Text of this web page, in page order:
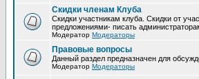
Скидки членам Клуба
Скидки участникам клуба. Скидки от
предложениями- писать
Модератор Модераторы
Правовые вопросы
Данный раздел предназначен для
Модератор Модераторы